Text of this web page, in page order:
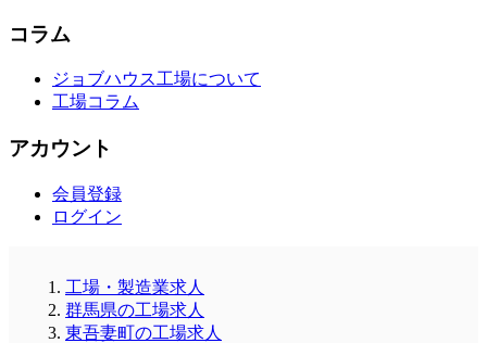
コラム
ジョブハウス工場について
工場コラム
アカウント
会員登録
ログイン
工場・製造業求人
群馬県の工場求人
東吾妻町の工場求人